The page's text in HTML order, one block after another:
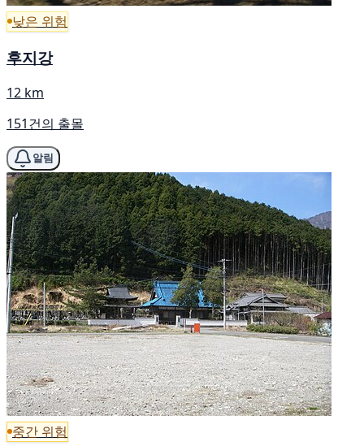
낮은 위험
후지강
12 km
151건의 출몰
알림
중간 위험